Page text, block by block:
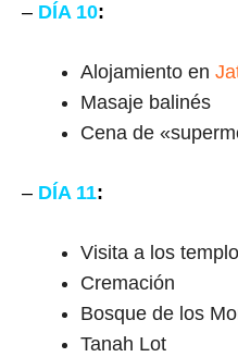
– DÍA 10:
Alojamiento en
Masaje balinés
Cena de
– DÍA 11:
Visita a los
Cremación
Bosque de los
Tanah Lot